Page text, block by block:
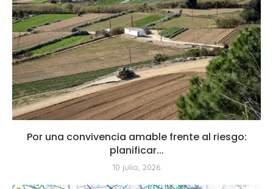
Por una convivencia amable frente al riesgo:
planificar...
10 julio, 2026